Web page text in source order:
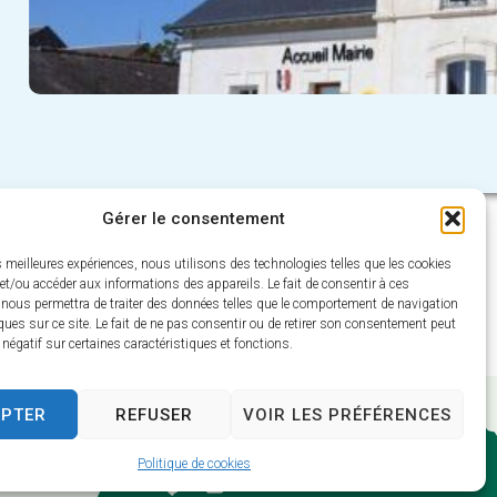
Gérer le consentement
meilleures expériences, nous utilisons des technologies telles que les cookies
ou accéder aux informations des appareils. Le fait de consentir à ces
permettra de traiter des données telles que le comportement de navigation
sur ce site. Le fait de ne pas consentir ou de retirer son consentement peut
négatif sur certaines caractéristiques et fonctions.
REFUSER VOIR LES PRÉFÉRENCES
Politique de cookies